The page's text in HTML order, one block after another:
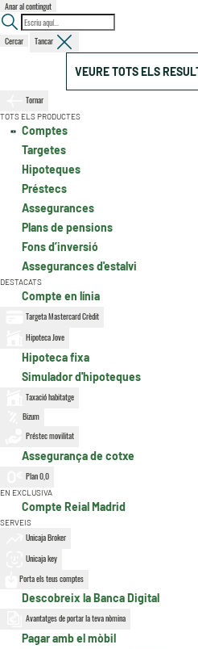
Anar al contingut
Cercar Tancar
VEURE TOTS ELS
Tornar
TOTS ELS PRODUCTES
Comptes
Targetes
Hipoteques
Préstecs
Assegurances
Plans de pensions
Fons d’inversió
Assegurances d'estalvi
DESTACATS
Compte en línia
Targeta Mastercard Crèdit
Hipoteca Jove
Hipoteca fixa
Simulador d'hipoteques
Taxació habitatge
Bizum
Préstec movilitat
Assegurança de cotxe
Plan 0,0
EN EXCLUSIVA
Compte Reial Madrid
SERVEIS
Unicaja Broker
Unicaja key
Porta els teus comptes
Descobreix la Banca Digital
Avantatges de portar la teva nòmina
Pagar amb el mòbil